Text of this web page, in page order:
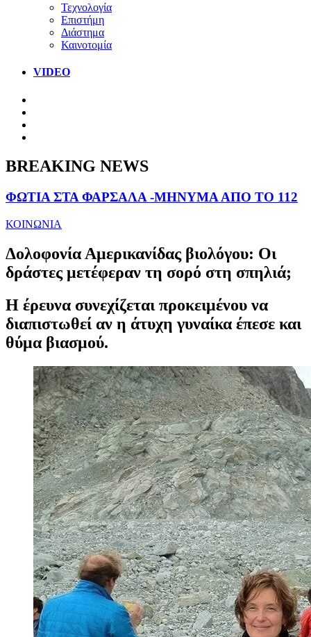
Τεχνολογία
Επιστήμη
Διάστημα
Καινοτομία
VIDEO
BREAKING NEWS
ΦΩΤΙΑ ΣΤΑ ΦΑΡΣΑΛΑ -ΜΗΝΥΜΑ ΑΠΟ ΤΟ 112
ΚΟΙΝΩΝΙΑ
Δολοφονία Αμερικανίδας βιολόγου: Οι
δράστες μετέφεραν τη σορό στη σπηλιά;
Η έρευνα συνεχίζεται προκειμένου να
διαπιστωθεί αν η άτυχη γυναίκα έπεσε και
θύμα βιασμού.